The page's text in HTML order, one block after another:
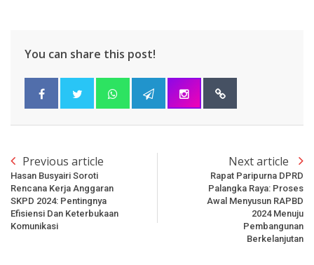
You can share this post!
Previous article
Hasan Busyairi Soroti
Rencana Kerja Anggaran
SKPD 2024: Pentingnya
Efisiensi Dan Keterbukaan
Komunikasi
Next article
Rapat Paripurna DPRD
Palangka Raya: Proses
Awal Menyusun RAPBD
2024 Menuju
Pembangunan
Berkelanjutan